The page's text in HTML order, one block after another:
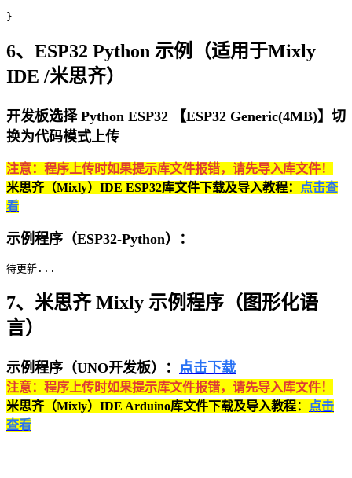
}
6、ESP32 Python 示例（适用于Mixly
IDE /米思齐）
开发板选择 Python ESP32 【ESP32 Generic(4MB)】切
换为代码模式上传
注意：程序上传时如果提示库文件报错，请先导入库文件！
米思齐（Mixly）IDE ESP32库文件下载及导入教程：
点击查
看
示例程序（ESP32-Python）：
待更新...
7、米思齐 Mixly 示例程序（图形化语
言）
示例程序（UNO开发板）： 点击下载
注意：程序上传时如果提示库文件报错，请先导入库文件！
米思齐（Mixly）IDE Arduino库文件下载及导入教程：
点击
查看